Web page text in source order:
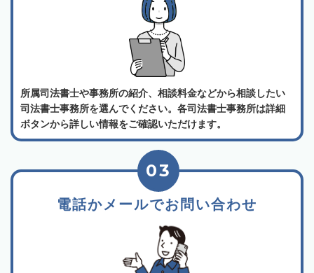
所属司法書士や事務所の紹介、相談料金などから相談したい
司法書士事務所を選んでください。各司法書士事務所は詳細
ボタンから詳しい情報をご確認いただけます。
電話かメールでお問い合わせ
03